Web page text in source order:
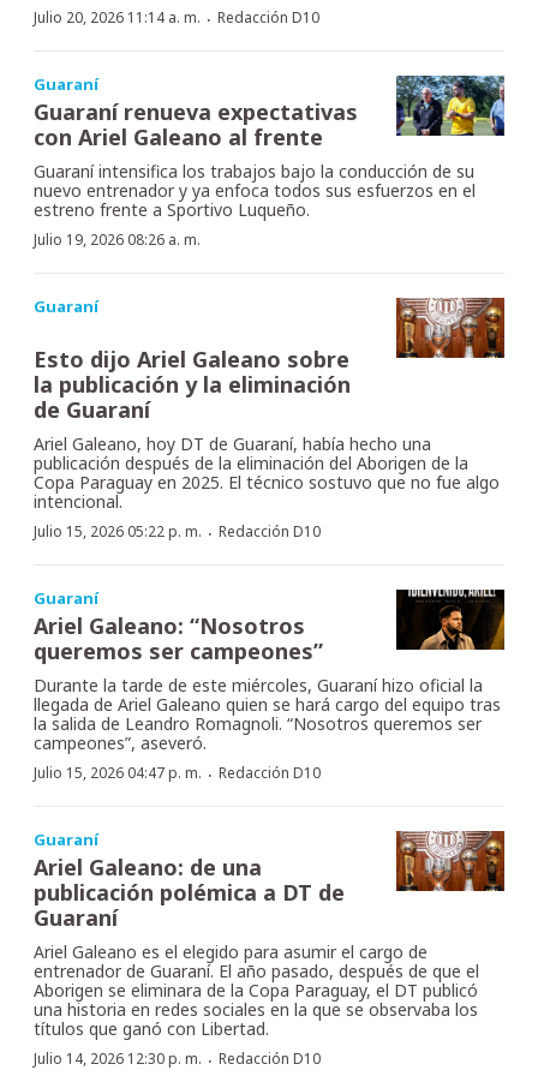
Julio 20, 2026 11:14 a. m. · Redacción D10
Guaraní
Guaraní renueva expectativas
con Ariel Galeano al frente
Guaraní intensifica los trabajos bajo la conducción de su
nuevo entrenador y ya enfoca todos sus esfuerzos en el
estreno frente a Sportivo Luqueño.
Julio 19, 2026 08:26 a. m.
Guaraní
Esto dijo Ariel Galeano sobre
la publicación y la eliminación
de Guaraní
Ariel Galeano, hoy DT de Guaraní, había hecho una
publicación después de la eliminación del Aborigen de la
Copa Paraguay en 2025. El técnico sostuvo que no fue algo
intencional.
Julio 15, 2026 05:22 p. m. · Redacción D10
Guaraní
Ariel Galeano: “Nosotros
queremos ser campeones”
Durante la tarde de este miércoles, Guaraní hizo oficial la
llegada de Ariel Galeano quien se hará cargo del equipo tras
la salida de Leandro Romagnoli. “Nosotros queremos ser
campeones”, aseveró.
Julio 15, 2026 04:47 p. m. · Redacción D10
Guaraní
Ariel Galeano: de una
publicación polémica a DT de
Guaraní
Ariel Galeano es el elegido para asumir el cargo de
entrenador de Guaraní. El año pasado, después de que el
Aborigen se eliminara de la Copa Paraguay, el DT publicó
una historia en redes sociales en la que se observaba los
títulos que ganó con Libertad.
Julio 14, 2026 12:30 p. m. · Redacción D10